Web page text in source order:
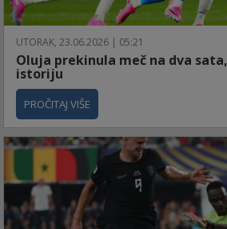
UTORAK, 23.06.2026 | 05:21
Oluja prekinula meč na dva
istoriju
PROČITAJ VIŠE